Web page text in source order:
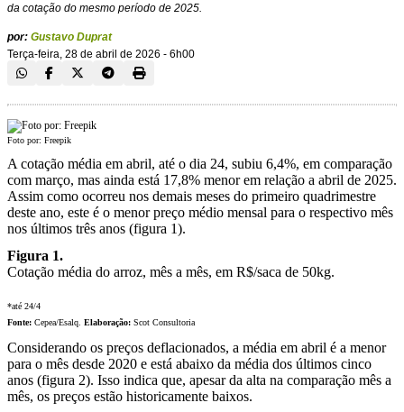
da cotação do mesmo período de 2025.
por: Gustavo Duprat
Terça-feira, 28 de abril de 2026 - 6h00
Foto por: Freepik
A cotação média em abril, até o dia 24, subiu 6,4%, em comparação
com março, mas ainda está 17,8% menor em relação a abril de 2025.
Assim como ocorreu nos demais meses do primeiro quadrimestre
deste ano, este é o menor preço médio mensal para o respectivo mês
nos últimos três anos (figura 1).
Figura 1.
Cotação média do arroz, mês a mês, em R$/saca de 50kg.
*até 24/4
Fonte: Cepea/Esalq. Elaboração: Scot Consultoria
Considerando os preços deflacionados, a média em abril é a menor
para o mês desde 2020 e está abaixo da média dos últimos cinco
anos (figura 2). Isso indica que, apesar da alta na comparação mês a
mês, os preços estão historicamente baixos.